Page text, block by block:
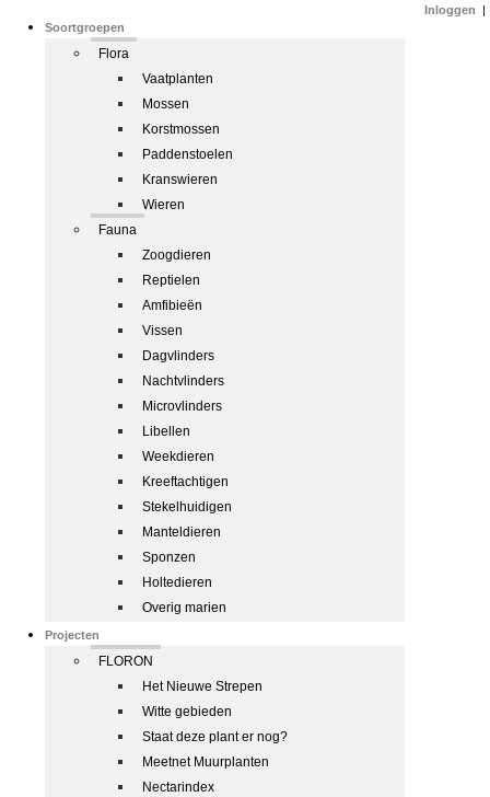
Soortgroepen
Flora
Vaatplanten
Mossen
Korstmossen
Paddenstoelen
Kranswieren
Wieren
Fauna
Zoogdieren
Reptielen
Amfibieën
Vissen
Dagvlinders
Nachtvlinders
Microvlinders
Libellen
Weekdieren
Kreeftachtigen
Stekelhuidigen
Manteldieren
Sponzen
Holtedieren
Overig marien
Projecten
FLORON
Het Nieuwe Strepen
Witte gebieden
Staat deze plant er nog?
Meetnet Muurplanten
Nectarindex
Inloggen |